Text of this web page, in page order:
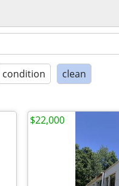
condition clean
$22,000